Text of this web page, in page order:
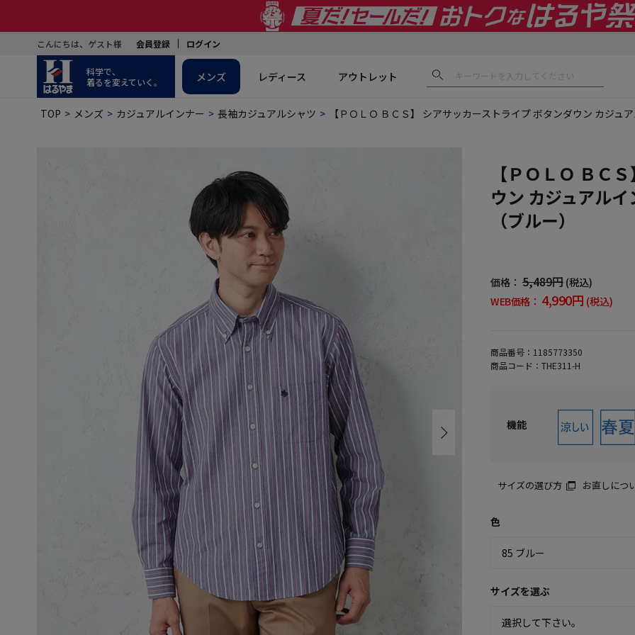
こんにちは、ゲスト様 会員登録 ログイン
科学で、
着るを変えていく。
メンズ レディース アウトレット
TOP メンズ カジュアルインナー 長袖カジュアルシャツ 【ＰＯＬＯ ＢＣＳ】 シアサッカーストライプ ボタンダウン カジ
【ＰＯＬＯ ＢＣ
ウン カジュアル
（ブルー）
価格： 5,489円 (税込)
WEB価格： 4,990円 (税込)
商品番号： 1185773350
商品コード： THE311-H
機能
サイズの選び方 お直しにつ
色
サイズを選ぶ